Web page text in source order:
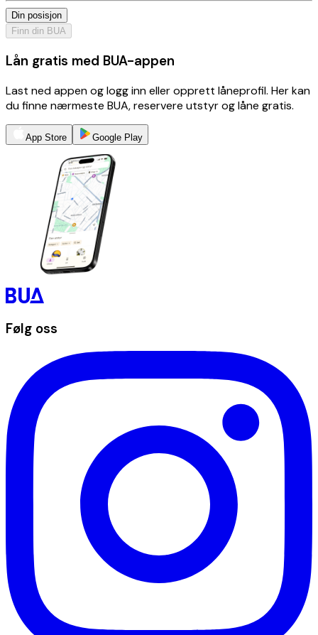
Din posisjon
Finn din BUA
Lån gratis med BUA-appen
Last ned appen og logg inn eller opprett låneprofil. Her kan
du finne nærmeste BUA, reservere utstyr og låne gratis.
App Store Google Play
Følg oss